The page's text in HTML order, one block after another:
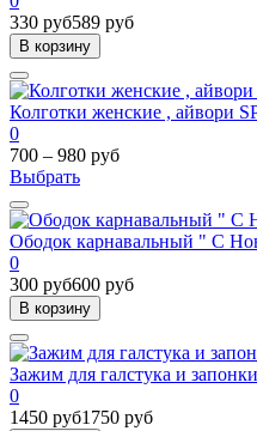
330 руб589 руб
В корзину
Колготки женские , айвори
0
700 – 980 руб
Выбрать
Ободок карнавальный " С
0
300 руб600 руб
В корзину
Зажим для галстука и
0
1450 руб1750 руб